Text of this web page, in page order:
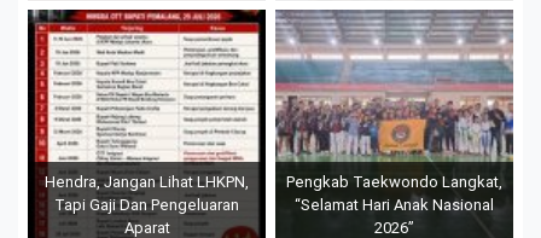
Hendra, Jangan Lihat LHKPN,
Tapi Gaji Dan Pengeluaran
Aparat
Pengkab Taekwondo Langkat,
“Selamat Hari Anak Nasional
2026”